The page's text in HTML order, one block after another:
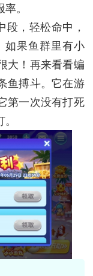
。
，轻松命中，
如果鱼群里有小
大！再来看看蝙
鱼搏斗。它在游
第一次没有打死